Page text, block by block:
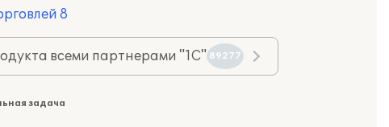
8
всеми партнерами "1С" 89277
задача